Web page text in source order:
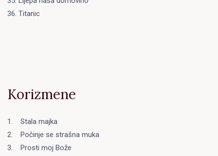
36. Titanic
Korizmene
1. Stala majka
2. Počinje se strašna muka
3. Prosti moj Bože